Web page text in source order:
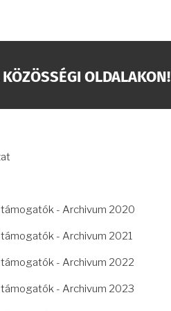
OLDALAKON!
- Archivum 2020
- Archivum 2021
- Archivum 2022
- Archivum 2023